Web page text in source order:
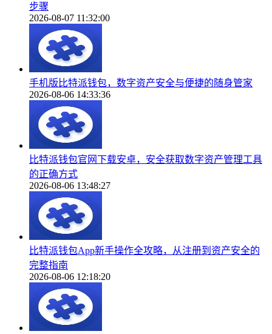
步骤
2026-08-07 11:32:00
手机版比特派钱包，数字资产安全与便捷的随身管家
2026-08-06 14:33:36
比特派钱包官网下载安卓，安全获取数字资产管理工具
的正确方式
2026-08-06 13:48:27
比特派钱包App新手操作全攻略，从注册到资产安全的
完整指南
2026-08-06 12:18:20